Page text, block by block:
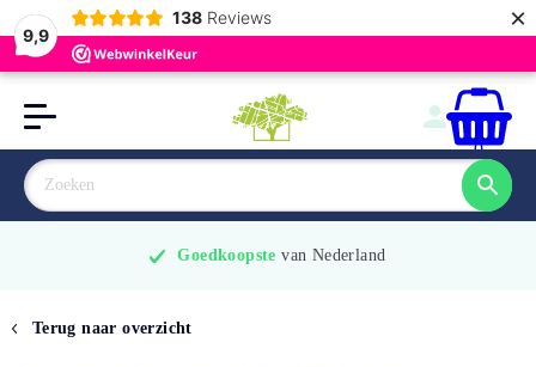
9,9
138 Reviews ×
0
Goedkoopste van Nederland
Terug naar overzicht